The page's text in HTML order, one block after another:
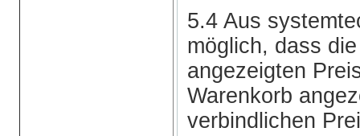
5.4 Aus
möglich, dass
angezeigten
Warenkorb
verbindlichen